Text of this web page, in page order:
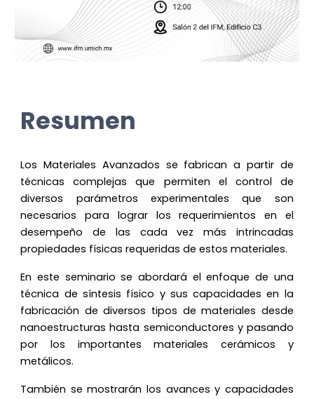
Resumen
Los Materiales Avanzados se fabrican a partir de
técnicas complejas que permiten el control de
diversos parámetros experimentales que son
necesarios para lograr los requerimientos en el
desempeño de las cada vez más intrincadas
propiedades físicas requeridas de estos materiales.
En este seminario se abordará el enfoque de una
técnica de síntesis físico y sus capacidades en la
fabricación de diversos tipos de materiales desde
nanoestructuras hasta semiconductores y pasando
por los importantes materiales cerámicos y
metálicos.
También se mostrarán los avances y capacidades